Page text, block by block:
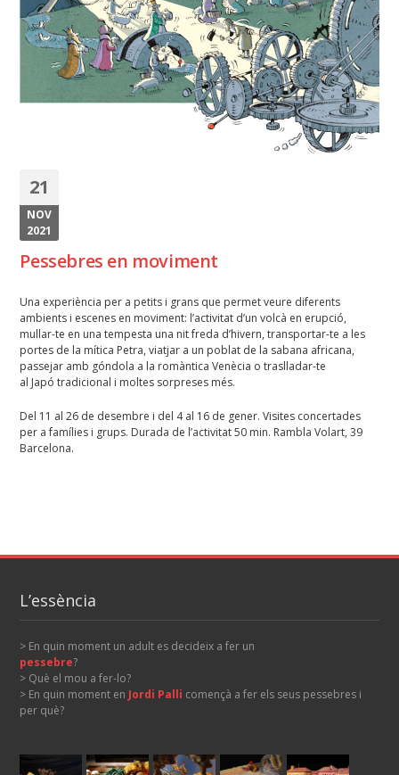
21
NOV
2021
Pessebres en moviment
Una experiència per a petits i grans que permet veure diferents
ambients i escenes en moviment: l’activitat d’un volcà en erupció,
mullar-te en una tempesta una nit freda d’hivern, transportar-te a les
portes de la mítica Petra, viatjar a un poblat de la sabana africana,
passejar amb góndola a la romàntica Venècia o traslladar-te
al Japó tradicional i moltes sorpreses més.
Del 11 al 26 de desembre i del 4 al 16 de gener. Visites concertades
per a famílies i grups. Durada de l’activitat 50 min. Rambla Volart, 39
Barcelona.
L’essència
> En quin moment un adult es decideix a fer un
pessebre?
> Què el mou a fer-lo?
> En quin moment en Jordi Palli començà a fer els seus pessebres i
per què?